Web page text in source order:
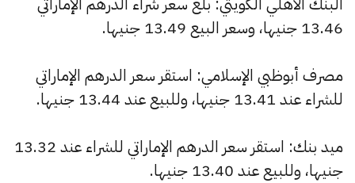
13.46 جنيها، وسعر البيع 13.49 جنيها.
مصرف أبوظبي الإسلامي: استقر سعر الدرهم الإماراتي
للشراء عند 13.41 جنيها، وللبيع عند 13.44 جنيها.
ميد بنك: استقر سعر الدرهم الإماراتي للشراء عند 13.32
جنيها، وللبيع عند 13.40 جنيها.